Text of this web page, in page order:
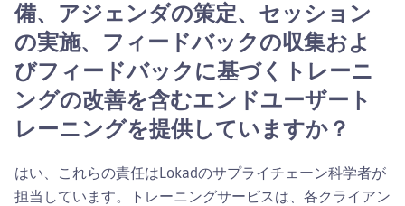
備、アジェンダの策定、セッション
の実施、フィードバックの収集およ
びフィードバックに基づくトレーニ
ングの改善を含むエンドユーザート
レーニングを提供していますか？
はい、これらの責任はLokadのサプライチェーン科学者が
担当しています。トレーニングサービスは、各クライアン